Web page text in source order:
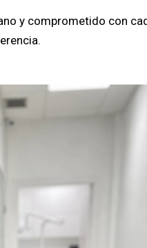
y comprometido con